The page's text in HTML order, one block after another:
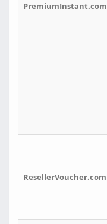
PremiumInstant.com
ResellerVoucher.com